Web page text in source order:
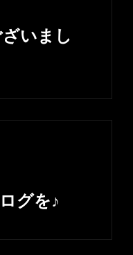
いまし
グを♪